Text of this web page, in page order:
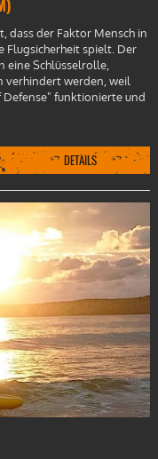
dass der Faktor Mensch in
Flugsicherheit spielt. Der
eine Schlüsselrolle,
verhindert werden, weil
Defense" funktionierte und
DETAILS